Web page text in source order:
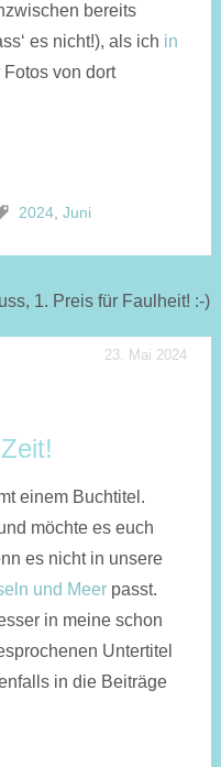
bereits
es nicht!), als ich in
von dort
2024, Juni
23. Mai 2024
einem Buchtitel.
möchte es euch
es nicht in unsere
und Meerpasst.
in meine schon
Untertitel
in die Beiträge